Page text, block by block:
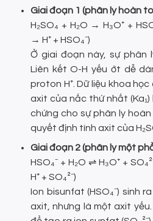
Giai đoạn 1 (phân ly hoàn
H₂SO₄ + H₂O → H₃O⁺ +
→ H⁺ + HSO₄⁻)
Ở giai đoạn này, sự phân
Liên kết O-H yếu ớt dễ
proton H⁺. Dữ liệu khoa
axit của nấc thứ nhất (Ka₁)
chứng cho sự phân ly
quyết định tính axit của
Giai đoạn 2 (phân ly một
HSO₄⁻ + H₂O ⇌ H₃O⁺ +
H⁺ + SO₄²⁻)
Ion bisunfat (HSO₄⁻) sinh
axit, nhưng là một axit